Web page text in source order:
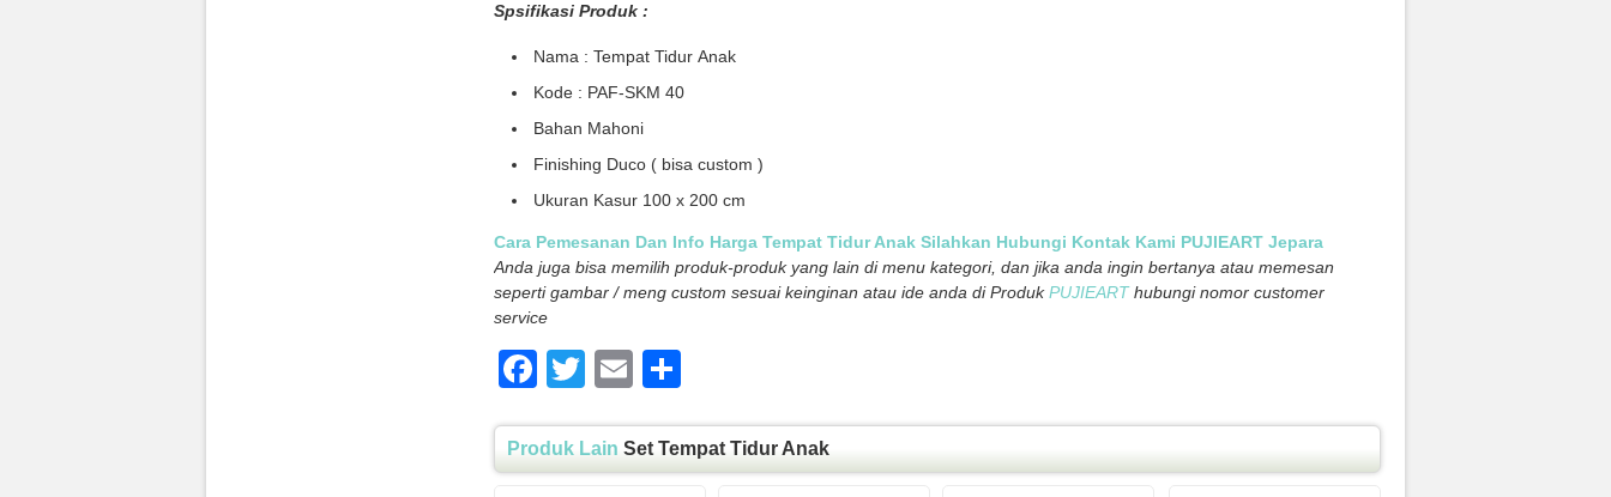
Spsifikasi Produk :
Nama : Tempat Tidur Anak
Kode : PAF-SKM 40
Bahan Mahoni
Finishing Duco ( bisa custom )
Ukuran Kasur 100 x 200 cm
Cara Pemesanan Dan Info Harga Tempat Tidur Anak Silahkan Hubungi Kontak Kami PUJIEART Jepara
Anda juga bisa memilih produk-produk yang lain di menu kategori, dan jika anda ingin bertanya atau memesan
seperti gambar / meng custom sesuai keinginan atau ide anda di ProdukPUJIEARThubungi nomor customer
service
Facebook
TwitterEmail
Produk Lain Set Tempat Tidur Anak